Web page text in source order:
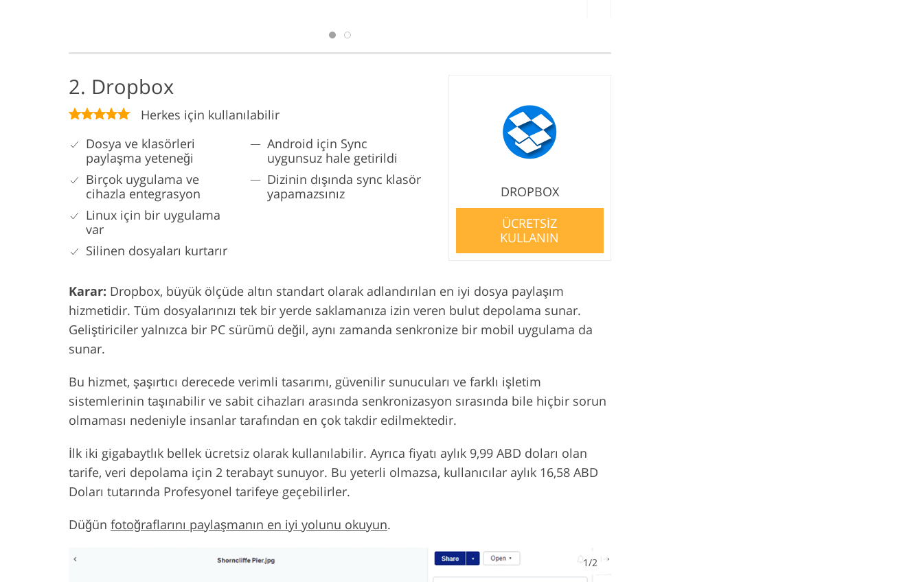
2. Dropbox
Herkes için kullanılabilir
Dosya ve klasörleri
paylaşma yeteneği
Birçok uygulama ve
cihazla entegrasyon
Linux için bir uygulama
var
Silinen dosyaları kurtarır
Android için Sync
uygunsuz hale getirildi
Dizinin dışında sync klasör
yapamazsınız
DROPBOX
ÜCRETSİZ
KULLANIN
Karar: Dropbox, büyük ölçüde altın standart olarak adlandırılan en iyi dosya paylaşım
hizmetidir. Tüm dosyalarınızı tek bir yerde saklamanıza izin veren bulut depolama sunar.
Geliştiriciler yalnızca bir PC sürümü değil, aynı zamanda senkronize bir mobil uygulama da
sunar.
Bu hizmet, şaşırtıcı derecede verimli tasarımı, güvenilir sunucuları ve farklı işletim
sistemlerinin taşınabilir ve sabit cihazları arasında senkronizasyon sırasında bile hiçbir sorun
olmaması nedeniyle insanlar tarafından en çok takdir edilmektedir.
İlk iki gigabaytlık bellek ücretsiz olarak kullanılabilir. Ayrıca fiyatı aylık 9,99 ABD doları olan
tarife, veri depolama için 2 terabayt sunuyor. Bu yeterli olmazsa, kullanıcılar aylık 16,58 ABD
Doları tutarında Profesyonel tarifeye geçebilirler.
Düğün fotoğraflarını paylaşmanın en iyi yolunu okuyun.
1/2